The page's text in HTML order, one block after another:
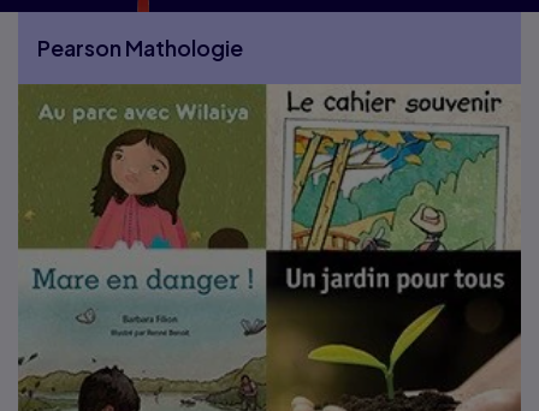
Pearson Mathologie
More Pearson Mathologie pages